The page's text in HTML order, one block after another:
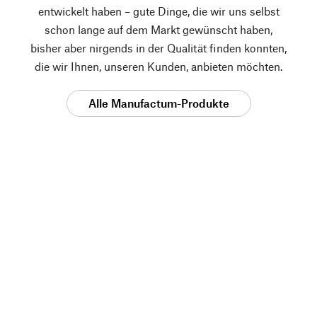
entwickelt haben – gute Dinge, die wir uns selbst
schon lange auf dem Markt gewünscht haben,
bisher aber nirgends in der Qualität finden konnten,
die wir Ihnen, unseren Kunden, anbieten möchten.
Alle Manufactum-Produkte